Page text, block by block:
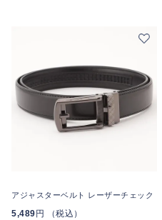
アジャスターベルト レーザーチェック
5,489 円 （税込）